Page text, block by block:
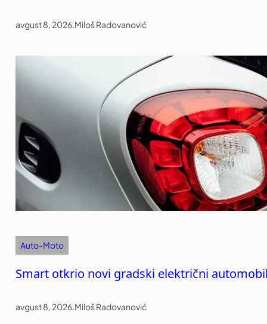
avgust 8, 2026.Miloš Radovanović
Auto-Moto
Smart otkrio novi gradski električni
avgust 8, 2026.Miloš Radovanović